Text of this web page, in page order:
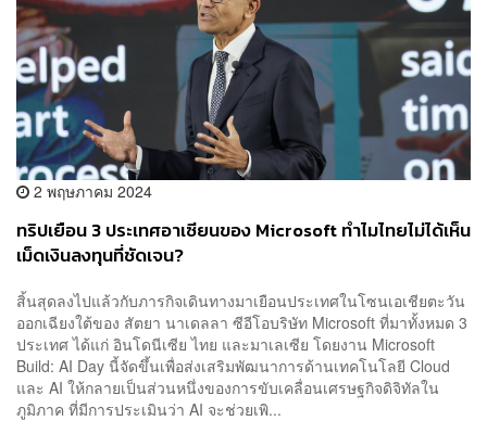
2 พฤษภาคม 2024
ทริปเยือน 3 ประเทศอาเซียนของ Microsoft ทำไมไทยไม่ได้เห็น
เม็ดเงินลงทุนที่ชัดเจน?
สิ้นสุดลงไปแล้วกับภารกิจเดินทางมาเยือนประเทศในโซนเอเชียตะวัน
ออกเฉียงใต้ของ สัตยา นาเดลลา ซีอีโอบริษัท Microsoft ที่มาทั้งหมด 3
ประเทศ ได้แก่ อินโดนีเซีย ไทย และมาเลเซีย โดยงาน Microsoft
Build: AI Day นี้จัดขึ้นเพื่อส่งเสริมพัฒนาการด้านเทคโนโลยี Cloud
และ AI ให้กลายเป็นส่วนหนึ่งของการขับเคลื่อนเศรษฐกิจดิจิทัลใน
ภูมิภาค ที่มีการประเมินว่า AI จะช่วยเพิ...